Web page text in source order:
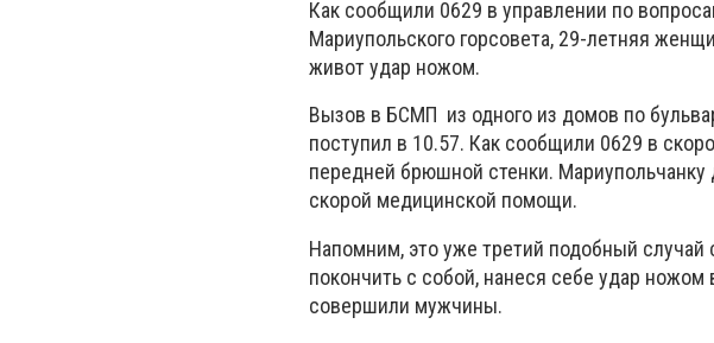
Как сообщили 0629 в управлении по
Мариупольского горсовета, 29-летняя
живот удар ножом.
Вызов в БСМП из одного из домов по
поступил в 10.57. Как сообщили 0629 в
передней брюшной стенки.
скорой медицинской помощи.
Напомним, это уже третий подобный случай
покончить с собой, нанеся себе удар
совершили мужчины.